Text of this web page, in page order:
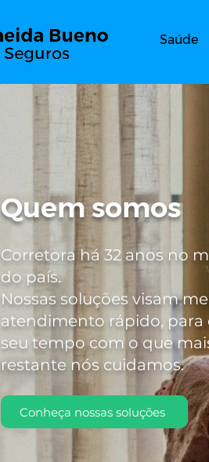
Saúde
Quem somos
Corretora há 32 anos no
do país.
Nossas soluções visam
atendimento rápido, para
seu tempo com o que
restante nós cuidamos.
Conheça nossas soluções